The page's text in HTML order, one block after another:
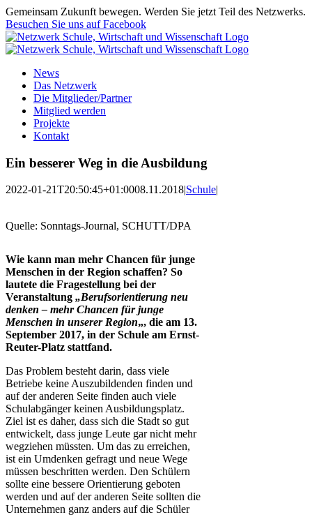
Zum
Inhalt
springen
Gemeinsam Zukunft bewegen. Werden Sie jetzt Teil des Netzwerks.
Besuchen Sie uns auf Facebook
News
Das Netzwerk
Die Mitglieder/Partner
Mitglied werden
Projekte
Kontakt
Ein besserer Weg in die Ausbildung
2022-01-21T20:50:45+01:0008.11.2018|Schule|
Quelle: Sonntags-Journal, SCHUTT/DPA
Wie kann man mehr Chancen für junge
Menschen in der Region schaffen? So
lautete die Fragestellung bei der
Veranstaltung „Berufsorientierung neu
denken – mehr Chancen für junge
Menschen in unserer Region„, die am 13.
September 2017, in der Schule am Ernst-
Reuter-Platz stattfand.
Das Problem besteht darin, dass viele
Betriebe keine Auszubildenden finden und
auf der anderen Seite finden auch viele
Schulabgänger keinen Ausbildungsplatz.
Ziel ist es daher, dass sich die Stadt so gut
entwickelt, dass junge Leute gar nicht mehr
wegziehen müssten. Um das zu erreichen,
ist ein Umdenken gefragt und neue Wege
müssen beschritten werden. Den Schülern
sollte eine bessere Orientierung geboten
werden und auf der anderen Seite sollten die
Unternehmen ganz anders auf die Schüler